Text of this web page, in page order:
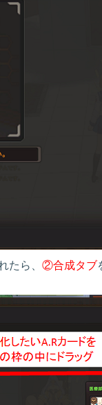
たら、 ②合成タブ